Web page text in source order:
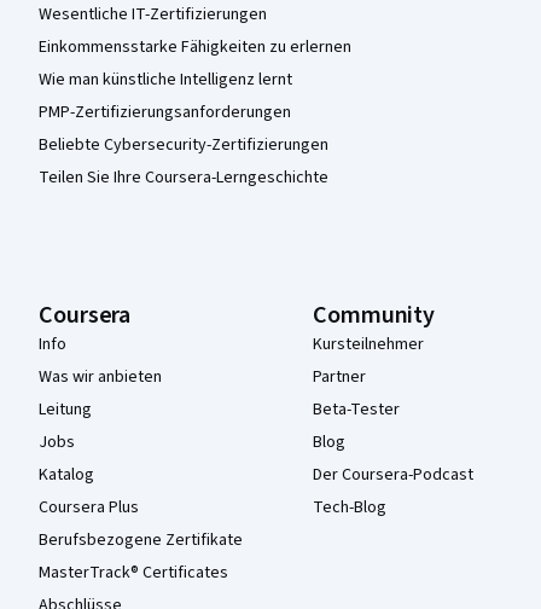
Wesentliche IT-Zertifizierungen
Einkommensstarke Fähigkeiten zu erlernen
Wie man künstliche Intelligenz lernt
PMP-Zertifizierungsanforderungen
Beliebte Cybersecurity-Zertifizierungen
Teilen Sie Ihre Coursera-Lerngeschichte
Coursera
Info
Was wir anbieten
Leitung
Jobs
Katalog
Coursera Plus
Berufsbezogene Zertifikate
MasterTrack® Certificates
Community
Kursteilnehmer
Partner
Beta-Tester
Blog
Der Coursera-Podcast
Tech-Blog